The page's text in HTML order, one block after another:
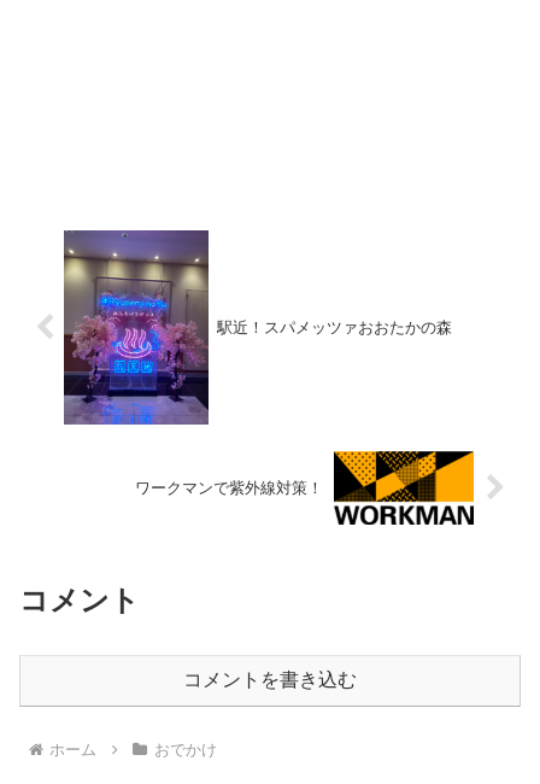
駅近！スパメッツァおおたかの森
ワークマンで紫外線対策！
コメント
コメントを書き込む
ホーム おでかけ